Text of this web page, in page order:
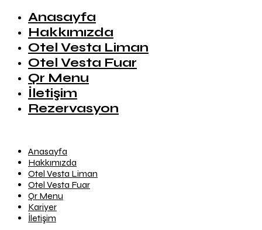
Anasayfa
Hakkımızda
Otel Vesta Liman
Otel Vesta Fuar
Qr Menu
İletişim
Rezervasyon
Anasayfa
Hakkımızda
Otel Vesta Liman
Otel Vesta Fuar
Qr Menu
Kariyer
İletişim